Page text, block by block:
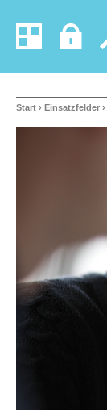
Start › Einsatzfelder ›